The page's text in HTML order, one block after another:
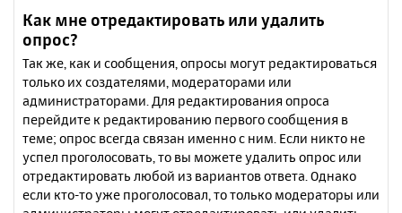
Как мне отредактировать или удалить
опрос?
Так же, как и сообщения, опросы могут редактироваться
только их создателями, модераторами или
администраторами. Для редактирования опроса
перейдите к редактированию первого сообщения в
теме; опрос всегда связан именно с ним. Если никто не
успел проголосовать, то вы можете удалить опрос или
отредактировать любой из вариантов ответа. Однако
если кто-то уже проголосовал, то только модераторы или